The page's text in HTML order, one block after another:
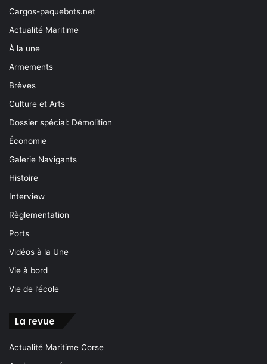
Cargos-paquebots.net
Actualité Maritime
À la une
Armements
Brèves
Culture et Arts
Dossier spécial: Démolition
Économie
Galerie Navigants
Histoire
Interview
Règlementation
Ports
Vidéos à la Une
Vie à bord
Vie de l’école
La revue
Actualité Maritime Corse